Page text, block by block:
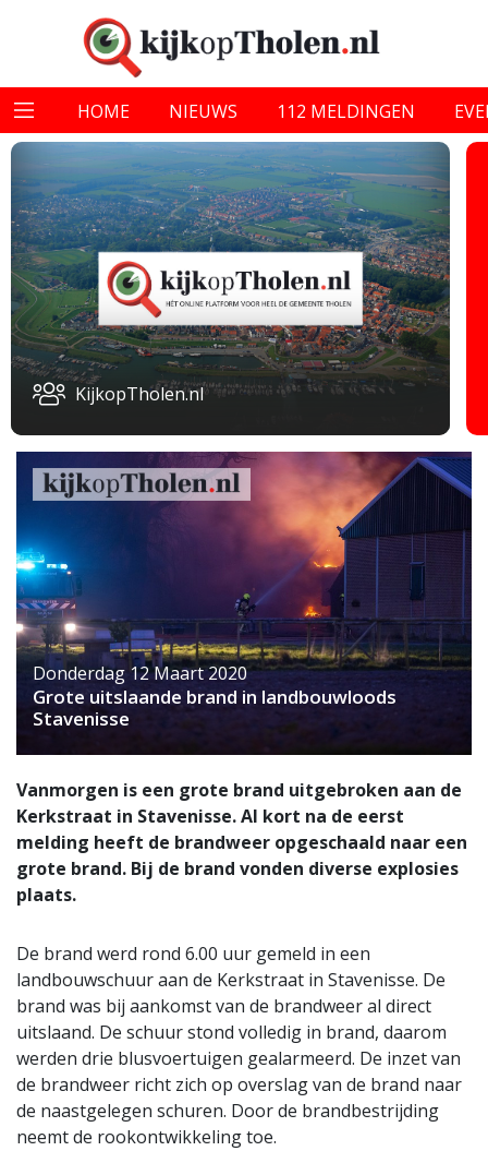
HOME NIEUWS 112 MELDINGEN
KijkopTholen.nl
Donderdag 12 Maart 2020
Grote uitslaande brand in landbouwloods
Stavenisse
Vanmorgen is een grote brand uitgebroken aan de
Kerkstraat in Stavenisse. Al kort na de eerst
melding heeft de brandweer opgeschaald naar een
grote brand. Bij de brand vonden diverse explosies
plaats.
De brand werd rond 6.00 uur gemeld in een
landbouwschuur aan de Kerkstraat in Stavenisse. De
brand was bij aankomst van de brandweer al direct
uitslaand. De schuur stond volledig in brand, daarom
werden drie blusvoertuigen gealarmeerd. De inzet van
de brandweer richt zich op overslag van de brand naar
de naastgelegen schuren. Door de brandbestrijding
neemt de rookontwikkeling toe.